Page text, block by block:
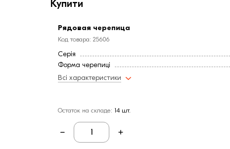
Купити
Рядовая черепица
Код товара: 25606
Серія
Форма черепиці
Всі характеристики
Остаток на складе: 14 шт.